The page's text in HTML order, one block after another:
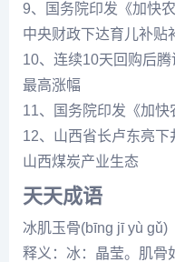
9、国务院印发《加快
中央财政下达育儿补贴
10、连续10天回购后
最高涨幅
11、国务院印发《加快
12、山西省长卢东亮
山西煤炭产业生态
天天成语
冰肌玉骨(bīng jī yù gǔ)
释义：冰：晶莹。肌骨